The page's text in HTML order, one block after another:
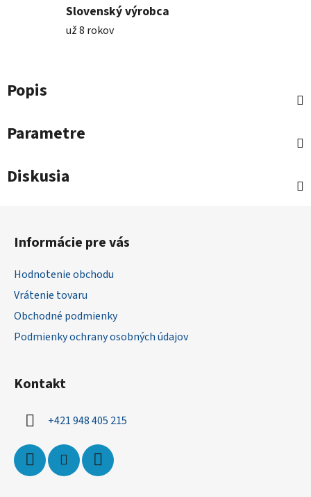
Slovenský výrobca
už 8 rokov
Popis
Parametre
Diskusia
Informácie pre vás
Hodnotenie obchodu
Vrátenie tovaru
Obchodné podmienky
Podmienky ochrany osobných údajov
Kontakt
+421 948 405 215